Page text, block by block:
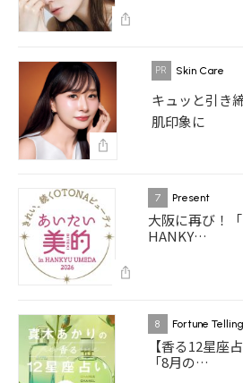
Skin Care
キュッと引き
肌印象に
7 Present
大阪に再び！
HANKY…
8 Fortune Telling
【香る12星座
「8月の…